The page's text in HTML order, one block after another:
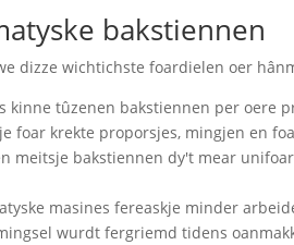
bakstiennen
dizze wichtichste foardielen oer
kinne tûzenen bakstiennen per oere
foar krekte proporsjes, mingjen en
meitsje bakstiennen dy't mear
masines fereaskje minder
wurdt fergriemd tidens